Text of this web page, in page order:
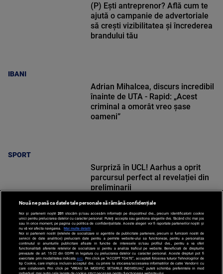
IBANI
(P) Ești antreprenor? Află cum te
ajută o campanie de advertoriale
să crești vizibilitatea și încrederea
brandului tău
SPORT
Adrian Mihalcea, discurs incredibil
înainte de UTA - Rapid: „Acest
criminal a omorât vreo șase
oameni”
SPORT
Surpriză în UCL! Aarhus a oprit
parcursul perfect al revelației din
preliminarii
Nouă ne pasă ca datele tale personale să rămână confidențiale
Noi și partenerii noștri 201 stocăm și/sau accesăm informații pe dispozitivul dvs., precum identificatorii cookie
unici pentru prelucrarea datelor cu caracter personal. Puteți accepta sau gestiona alegerile dvs. făcând clic mai jos
sau în orice moment, pe pagina cu politica de confidențialitate. Aceste alegeri vor fi raportate partenerilor noștri și
nu vă vor afecta navigarea.
Mai multe detalii
Noi si partenerii nostri (retelele de socializare si agentiile de publicitate partenere, precum si furnizorii nostri de
servicii de date analitice) prelucram date pentru a permite website-ului sa functioneze, pentru a personaliza
continutul si anunturile publicitare afisate in functie de interesele si/sau profilul dvs., pentru a va oferi
functionalitati aferente retelelor de socializare si pentru a analiza traficul pe website. Beneficiati de drepturile
prevazute de art. 15-22 din GDPR in legatura cu prelucrarea datelor cu caracter personal. Aceste drepturi pot fi
exercitate prin modalitatea indicataaici . Prin click pe “ACCEPT TOATE”, acceptati folosirea tuturor Tehnologiilor de
tip Cookie, care implica inclusiv acceptul dvs. cu privire la stocarea/accesarea informatiilor de catre Vendor-ii cu
care colaboram. Prin click pe “VREAU SA MODIFIC SETARILE INDIVIDUAL” puteti schimba preferintele in mod
individual, mai putin cele legate de cookie strict necesare pentru functionarea website-ului.